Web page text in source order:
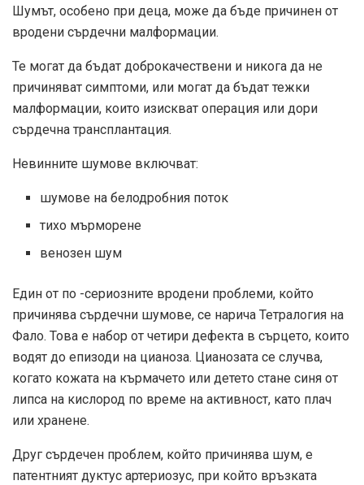
Шумът, особено при деца, може да бъде причинен от
вродени сърдечни малформации.
Те могат да бъдат доброкачествени и никога да не
причиняват симптоми, или могат да бъдат тежки
малформации, които изискват операция или дори
сърдечна трансплантация.
Невинните шумове включват:
шумове на белодробния поток
тихо мърморене
венозен шум
Един от по -сериозните вродени проблеми, който
причинява сърдечни шумове, се нарича Тетралогия на
Фало. Това е набор от четири дефекта в сърцето, които
водят до епизоди на цианоза. Цианозата се случва,
когато кожата на кърмачето или детето стане синя от
липса на кислород по време на активност, като плач
или хранене.
Друг сърдечен проблем, който причинява шум, е
патентният дуктус артериозус, при който връзката